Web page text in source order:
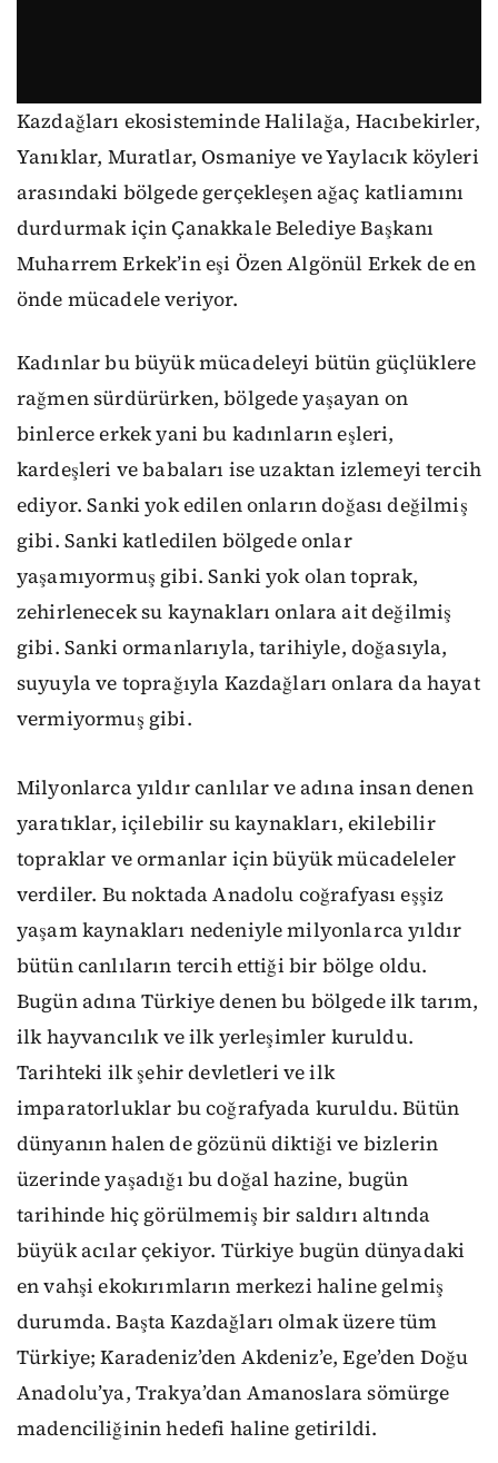
Kazdağları ekosisteminde Halilağa, Hacıbekirler,
Yanıklar, Muratlar, Osmaniye ve Yaylacık köyleri
arasındaki bölgede gerçekleşen ağaç katliamını
durdurmak için Çanakkale Belediye Başkanı
Muharrem Erkek’in eşi Özen Algönül Erkek de en
önde mücadele veriyor.
Kadınlar bu büyük mücadeleyi bütün güçlüklere
rağmen sürdürürken, bölgede yaşayan on
binlerce erkek yani bu kadınların eşleri,
kardeşleri ve babaları ise uzaktan izlemeyi tercih
ediyor. Sanki yok edilen onların doğası değilmiş
gibi. Sanki katledilen bölgede onlar
yaşamıyormuş gibi. Sanki yok olan toprak,
zehirlenecek su kaynakları onlara ait değilmiş
gibi. Sanki ormanlarıyla, tarihiyle, doğasıyla,
suyuyla ve toprağıyla Kazdağları onlara da hayat
vermiyormuş gibi.
Milyonlarca yıldır canlılar ve adına insan denen
yaratıklar, içilebilir su kaynakları, ekilebilir
topraklar ve ormanlar için büyük mücadeleler
verdiler. Bu noktada Anadolu coğrafyası eşşiz
yaşam kaynakları nedeniyle milyonlarca yıldır
bütün canlıların tercih ettiği bir bölge oldu.
Bugün adına Türkiye denen bu bölgede ilk tarım,
ilk hayvancılık ve ilk yerleşimler kuruldu.
Tarihteki ilk şehir devletleri ve ilk
imparatorluklar bu coğrafyada kuruldu. Bütün
dünyanın halen de gözünü diktiği ve bizlerin
üzerinde yaşadığı bu doğal hazine, bugün
tarihinde hiç görülmemiş bir saldırı altında
büyük acılar çekiyor. Türkiye bugün dünyadaki
en vahşi ekokırımların merkezi haline gelmiş
durumda. Başta Kazdağları olmak üzere tüm
Türkiye; Karadeniz’den Akdeniz’e, Ege’den Doğu
Anadolu’ya, Trakya’dan Amanoslara sömürge
madenciliğinin hedefi haline getirildi.